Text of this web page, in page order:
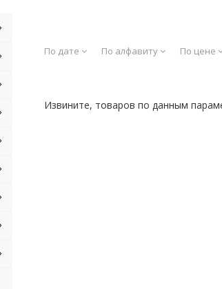
По дате По алфавиту По цене
Извините, товаров по данным